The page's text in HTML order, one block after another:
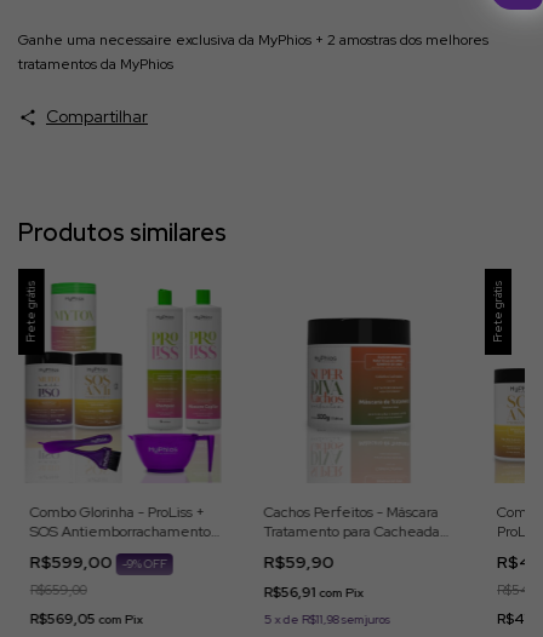
Ganhe uma necessaire exclusiva da MyPhios + 2 amostras dos melhores
tratamentos da MyPhios
Compartilhar
Produtos similares
Frete grátis
Combo Glorinha - ProLiss +
SOS Antiemborrachamento
+ Muito Mais Liso + MyTox 1Kg
MyPhios
R$599,00 -9% OFF
R$659,00
R$569,05com Pix
Cachos Perfeitos - Máscara
Tratamento para Cacheadas
R$59,90
R$56,91com Pix
5 xde R$11,98sem juros
Frete grátis